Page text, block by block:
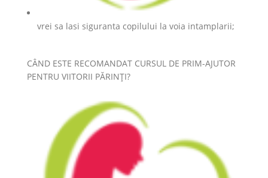
vrei sa lasi siguranta copilului la voia intamplarii;
CÂND ESTE RECOMANDAT CURSUL DE PRIM-AJUTOR
PENTRU VIITORII PĂRINȚI?